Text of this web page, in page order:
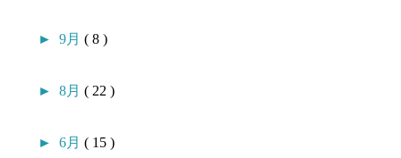
►9月( 8 )
►8月( 22 )
►6月( 15 )